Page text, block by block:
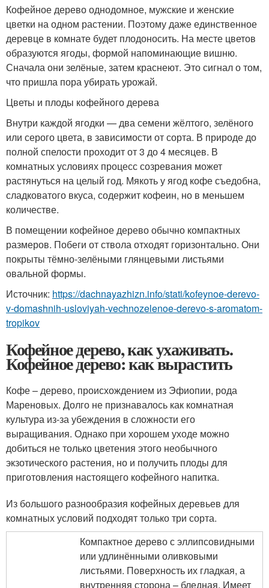
Кофейное дерево однодомное, мужские и женские
цветки на одном растении. Поэтому даже единственное
деревце в комнате будет плодоносить. На месте цветов
образуются ягоды, формой напоминающие вишню.
Сначала они зелёные, затем краснеют. Это сигнал о том,
что пришла пора убирать урожай.
Цветы и плоды кофейного дерева
Внутри каждой ягодки — два семени жёлтого, зелёного
или серого цвета, в зависимости от сорта. В природе до
полной спелости проходит от 3 до 4 месяцев. В
комнатных условиях процесс созревания может
растянуться на целый год. Мякоть у ягод кофе съедобна,
сладковатого вкуса, содержит кофеин, но в меньшем
количестве.
В помещении кофейное дерево обычно компактных
размеров. Побеги от ствола отходят горизонтально. Они
покрыты тёмно-зелёными глянцевыми листьями
овальной формы.
Источник: https://dachnayazhizn.info/stati/kofeynoe-derevo-
v-domashnih-usloviyah-vechnozelenoe-derevo-s-aromatom-
tropikov
Кофейное дерево, как ухаживать.
Кофейное дерево: как вырастить
Кофе – дерево, происхождением из Эфиопии, рода
Мареновых. Долго не признавалось как комнатная
культура из-за убеждения в сложности его
выращивания. Однако при хорошем уходе можно
добиться не только цветения этого необычного
экзотического растения, но и получить плоды для
приготовления настоящего кофейного напитка.
Из большого разнообразия кофейных деревьев для
комнатных условий подходят только три сорта.
Компактное дерево с эллипсовидными
или удлинёнными оливковыми
листьями. Поверхность их гладкая, а
внутренняя сторона – бледная. Имеет